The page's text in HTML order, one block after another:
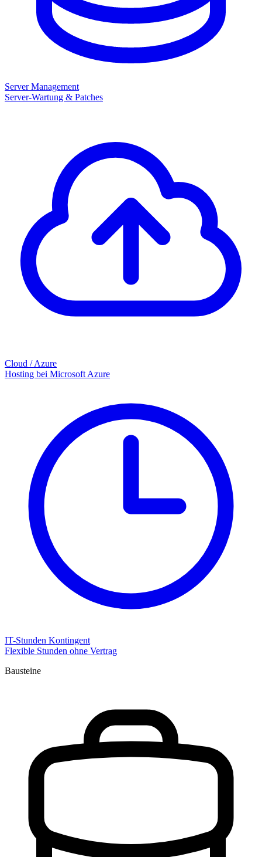
Server Management
Server-Wartung & Patches
Cloud / Azure
Hosting bei Microsoft Azure
IT-Stunden Kontingent
Flexible Stunden ohne Vertrag
Bausteine